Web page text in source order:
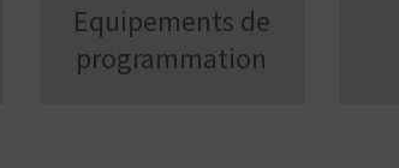
Equipements de
programmation